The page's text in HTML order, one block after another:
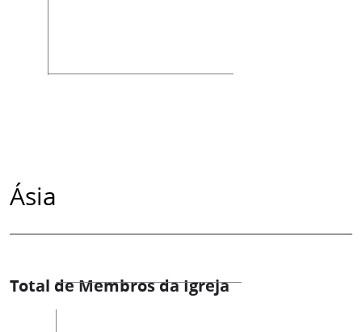
Ásia
Total de Membros da Igreja